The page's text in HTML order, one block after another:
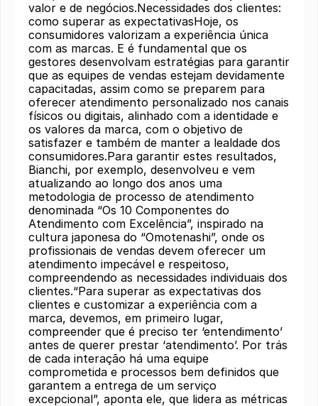
valor e de negócios.Necessidades dos clientes:
como superar as expectativasHoje, os
consumidores valorizam a experiência única
com as marcas. E é fundamental que os
gestores desenvolvam estratégias para garantir
que as equipes de vendas estejam devidamente
capacitadas, assim como se preparem para
oferecer atendimento personalizado nos canais
físicos ou digitais, alinhado com a identidade e
os valores da marca, com o objetivo de
satisfazer e também de manter a lealdade dos
consumidores.Para garantir estes resultados,
Bianchi, por exemplo, desenvolveu e vem
atualizando ao longo dos anos uma
metodologia de processo de atendimento
denominada “Os 10 Componentes do
Atendimento com Excelência”, inspirado na
cultura japonesa do “Omotenashi”, onde os
profissionais de vendas devem oferecer um
atendimento impecável e respeitoso,
compreendendo as necessidades individuais dos
clientes.“Para superar as expectativas dos
clientes e customizar a experiência com a
marca, devemos, em primeiro lugar,
compreender que é preciso ter ‘entendimento’
antes de querer prestar ‘atendimento’. Por trás
de cada interação há uma equipe
comprometida e processos bem definidos que
garantem a entrega de um serviço
excepcional”, aponta ele, que lidera as métricas